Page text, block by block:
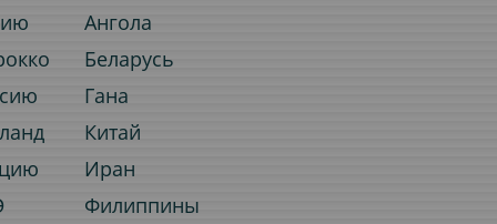
Ангола
Беларусь
Гана
Китай
Иран
Филиппины